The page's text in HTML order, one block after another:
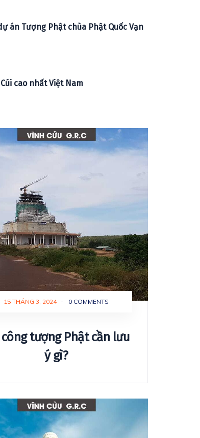
án Tượng Phật chùa Phật Quốc Vạn
cao nhất Việt Nam
15 THÁNG 3, 2024 - 0 COMMENTS
tượng Phật cần lưu
ý gì?